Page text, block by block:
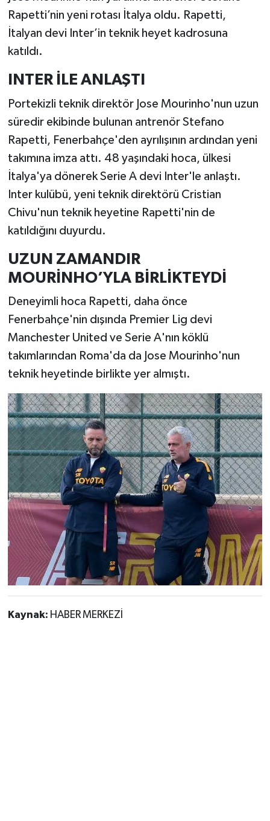
Rapetti’nin yeni rotası İtalya oldu. Rapetti,
İtalyan devi Inter’in teknik heyet kadrosuna
katıldı.
INTER İLE ANLAŞTI
Portekizli teknik direktör Jose Mourinho'nun uzun
süredir ekibinde bulunan antrenör Stefano
Rapetti, Fenerbahçe'den ayrılışının ardından yeni
takımına imza attı. 48 yaşındaki hoca, ülkesi
İtalya'ya dönerek Serie A devi Inter'le anlaştı.
Inter kulübü, yeni teknik direktörü Cristian
Chivu'nun teknik heyetine Rapetti'nin de
katıldığını duyurdu.
UZUN ZAMANDIR
MOURİNHO’YLA BİRLİKTEYDİ
Deneyimli hoca Rapetti, daha önce
Fenerbahçe'nin dışında Premier Lig devi
Manchester United ve Serie A'nın köklü
takımlarından Roma'da da Jose Mourinho'nun
teknik heyetinde birlikte yer almıştı.
Kaynak: HABER MERKEZİ